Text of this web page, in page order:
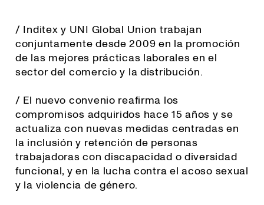
/ Inditex y UNI Global Union trabajan
conjuntamente desde 2009 en la promoción
de las mejores prácticas laborales en el
sector del comercio y la distribución.
/ El nuevo convenio reafirma los
compromisos adquiridos hace 15 años y se
actualiza con nuevas medidas centradas en
la inclusión y retención de personas
trabajadoras con discapacidad o diversidad
funcional, y en la lucha contra el acoso sexual
y la violencia de género.